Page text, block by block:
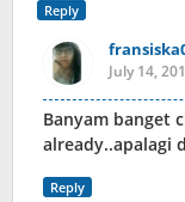
Reply
July 14,
Banyam banget
already..apalagi
Reply